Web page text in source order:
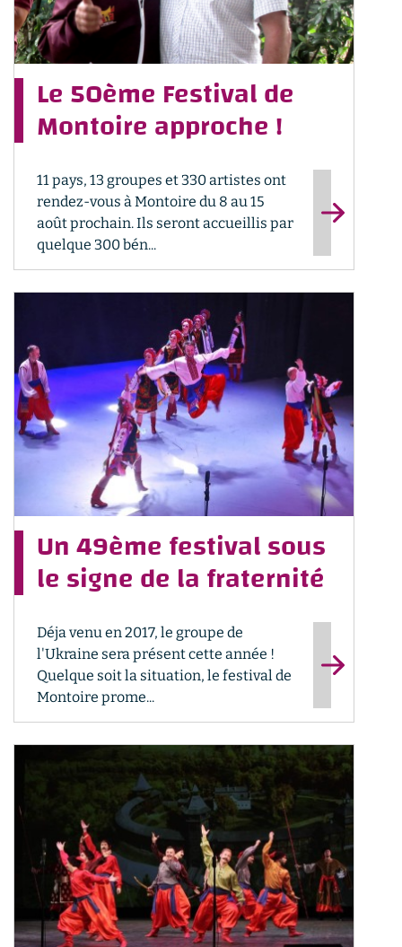
Le 50ème Festival de
Montoire approche !
11 pays, 13 groupes et 330 artistes ont
rendez-vous à Montoire du 8 au 15
août prochain. Ils seront accueillis par
quelque 300 bén...
Un 49ème festival sous
le signe de la fraternité
Déja venu en 2017, le groupe de
l'Ukraine sera présent cette année !
Quelque soit la situation, le festival de
Montoire prome...